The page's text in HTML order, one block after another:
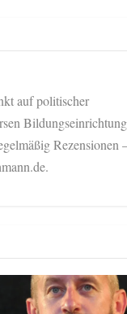
auf politischer
Rezensionen